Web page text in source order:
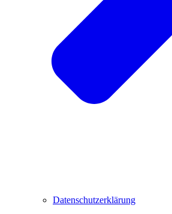
Datenschutzerklärung